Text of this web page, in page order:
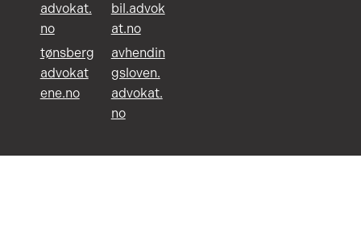
advokat.
no
bil.advok
at.no
tønsberg
advokat
ene.no
avhendin
gsloven.
advokat.
no